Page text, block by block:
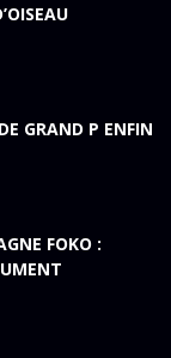
GRAND P ENFIN
FOKO :